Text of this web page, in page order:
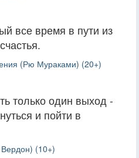
все время в пути из
(Рю Мураками) (20+)
только один выход -
и пойти в
(10+)